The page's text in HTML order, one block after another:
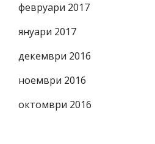
февруари 2017
януари 2017
декември 2016
ноември 2016
октомври 2016